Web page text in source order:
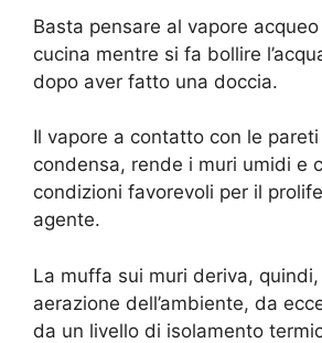
Basta pensare al vapore
cucina mentre si fa bollire
dopo aver fatto una doccia.
Il vapore a contatto con le
condensa, rende i muri umidi e
condizioni favorevoli per il
agente.
La muffa sui muri deriva,
aerazione dell’ambiente, da
da un livello di isolamento